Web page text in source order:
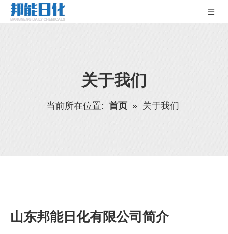
关于我们
当前所在位置: 首页 » 关于我们
山东邦能日化有限公司简介